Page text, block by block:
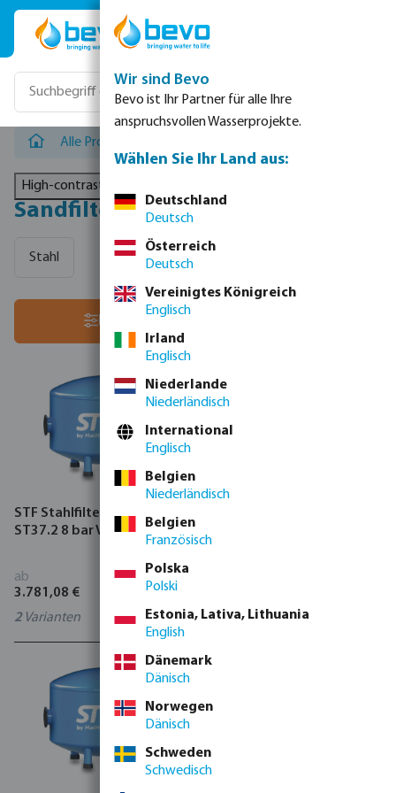
Zum Hauptinhalt springen
Alle Produkte
High-contrast mode
Sandfilter
Stahl
Filter
STF Stahlfilter carbon steel
ST37.2 8 bar Victaulic Blau
ab
3.781,08 €
2Varianten
Blau
2Varianten
Wir sind Bevo
Bevo ist Ihr Partner für alle Ihre
anspruchsvollen Wasserprojekte.
Wählen Sie Ihr Land aus:
Deutschland
Deutsch
Österreich
Deutsch
Vereinigtes Königreich
Englisch
Irland
Englisch
Niederlande
Niederländisch
International
Englisch
Belgien
Niederländisch
Belgien
Französisch
Polska
Polski
Estonia, Lativa, Lithuania
English
Dänemark
Dänisch
Norwegen
Dänisch
Schweden
Schwedisch